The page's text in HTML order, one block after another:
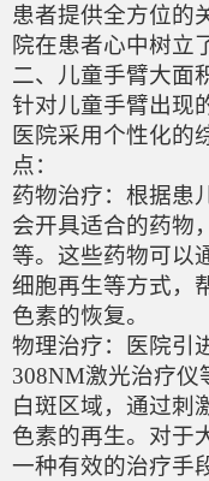
患者提供全方位的
院在患者心中树立
二、儿童手臂大面
针对儿童手臂出现
医院采用个性化的
点：
药物治疗：根据患
会开具适合的药物
等。这些药物可以
细胞再生等方式，
色素的恢复。
物理治疗：医院引
308NM激光治疗仪
白斑区域，通过刺
色素的再生。对于
一种有效的治疗手